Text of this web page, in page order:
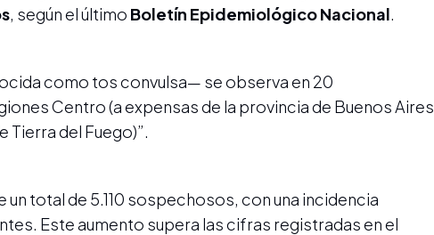
, según el último Boletín Epidemiológico Nacional.
como tos convulsa— se observa en 20
Centro (a expensas de la provincia de Buenos Aires
del Fuego)”.
total de 5.110 sospechosos, con una incidencia
Este aumento supera las cifras registradas en el